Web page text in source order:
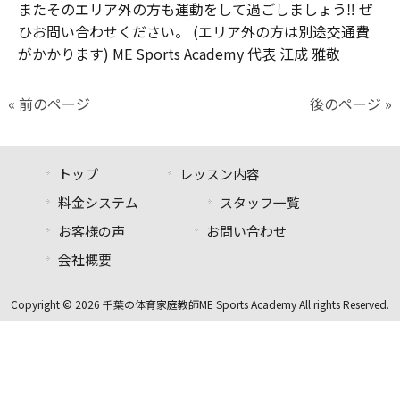
またそのエリア外の方も運動をして過ごしましょう‼︎ ぜ
ひお問い合わせください。 (エリア外の方は別途交通費
がかかります) ME Sports Academy 代表 江成 雅敬
« 前のページ 後のページ »
トップ
レッスン内容
料金システム
スタッフ一覧
お客様の声
お問い合わせ
会社概要
Copyright © 2026 千葉の体育家庭教師ME Sports Academy All rights Reserved.